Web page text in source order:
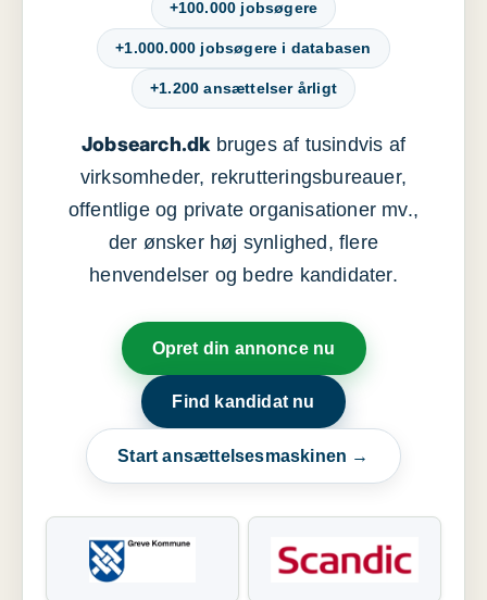
+100.000 jobsøgere
+1.000.000 jobsøgere i databasen
+1.200 ansættelser årligt
Jobsearch.dkbruges af tusindvis af
virksomheder, rekrutteringsbureauer,
offentlige og private organisationer mv.,
der ønsker høj synlighed, flere
henvendelser og bedre kandidater.
Opret din annonce nu
Find kandidat nu
Start ansættelsesmaskinen →